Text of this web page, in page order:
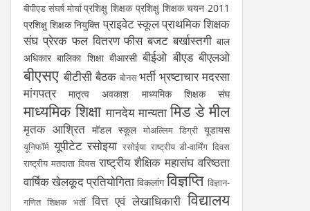
बीपीएड संघर्ष मोर्चा प्रशिक्षु शिक्षक प्रशिक्षु शिक्षक चयन 2011
प्रशिक्षु शिक्षक नियुक्ति प्राइवेट स्कूलप्राथमिक शिक्षक
संघ प्रेरक फल वितरण फीस बजट बर्खास्तगी बाल
अधिकार बालिका शिक्षा बीआरसी बीईओ बीएड बीएलओ
बीएसए बीटीसी बैठक बोनस भर्ती भ्रष्टाचार मदरसा
मांगपत्र
मातृत्व अवकाश माध्यमिक शिक्षक संघ
माध्यमिक शिक्षा मानदेय मान्यता मिड डे मील
मृतक आश्रित मॉडल स्कूल मोअल्लिम डिग्री यूडायस
यूनिफॉर्म यूपीटेट रसोइया रसोईया राष्ट्रीय डी-वार्मिंग दिवस
राष्ट्रीय मतदाता दिवस राष्ट्रीय शैक्षिक महासंघ वरिष्ठता
वार्षिक खेलकूद प्रतियोगिता विकलांग विज्ञप्ति विज्ञान-
गणित शिक्षक भर्ती वित्त एवं लेखाधिकारी विद्यालय